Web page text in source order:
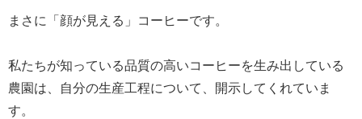
まさに「顔が見える」コーヒーです。
私たちが知っている品質の高いコーヒーを生み出している
農園は、自分の生産工程について、開示してくれていま
す。